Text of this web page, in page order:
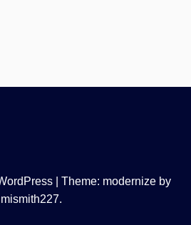
Theme: modernize by
mismith227.